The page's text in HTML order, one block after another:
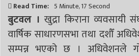
Read Time: 5 Minute, 17 Second
बुटवल । खुद्रा किराना
वार्षिक साधारणसभा तथा दशौँ
सम्पन्न भएको छ । अधिवेशनले